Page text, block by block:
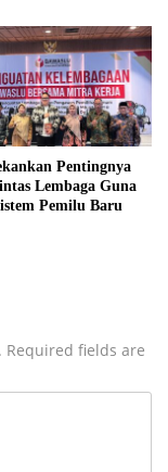
Pentingnya
Lembaga Guna
Pemilu Baru
Required fields are